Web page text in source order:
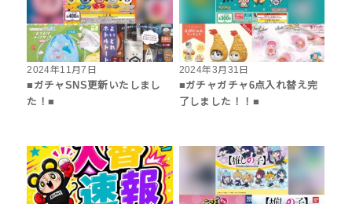
2024年11月7日
■ガチャSNS更新いたしまし
た！■
2024年3月31日
■ガチャガチャ6点入れ替え完
了しました！！■